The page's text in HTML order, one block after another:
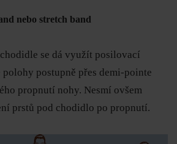
nebo stretch band
se dá využít posilovací
postupně přes demi-pointe
propnutí nohy. Nesmí ovšem
prstů pod chodidlo po propnutí.